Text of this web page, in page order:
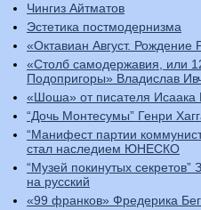
Чингиз Айтматов
Эстетика постмодернизма
«Октавиан Август. Рождение
«Столб самодержавия, или
Подопригоры» Владислав
«Шоша» от писателя Исаака
“Дочь Монтесумы” Генри
“Манифест партии
стал наследием ЮНЕСКО
“Музей покинутых
на русский
«99 франков» Фредерика